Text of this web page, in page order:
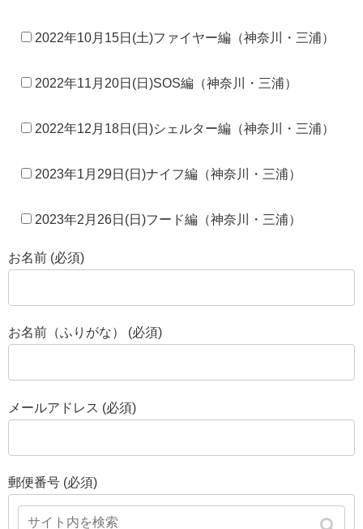
2022年10月15日(土)ファイヤー編（神奈川・三浦）
2022年11月20日(日)SOS編（神奈川・三浦）
2022年12月18日(日)シェルター編（神奈川・三浦）
2023年1月29日(日)ナイフ編（神奈川・三浦）
2023年2月26日(日)フード編（神奈川・三浦）
お名前 (必須)
お名前（ふりがな） (必須)
メールアドレス (必須)
郵便番号 (必須)